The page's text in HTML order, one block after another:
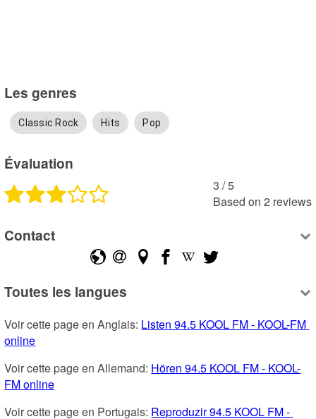
Les genres
Classic Rock Hits Pop
Évaluation
3 /5
Based on 2 reviews
Contact
Toutes les langues
Voir cette page en Anglais: Listen 94.5 KOOL FM - KOOL-FM
online
Voir cette page en Allemand: Hören 94.5 KOOL FM - KOOL-
FM online
Voir cette page en Portugais: Reproduzir 94.5 KOOL FM -